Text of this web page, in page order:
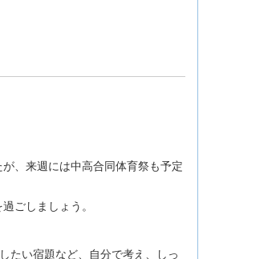
、来週には中高合同体育祭も予定
ごしましょう。
たい宿題など、自分で考え、しっ